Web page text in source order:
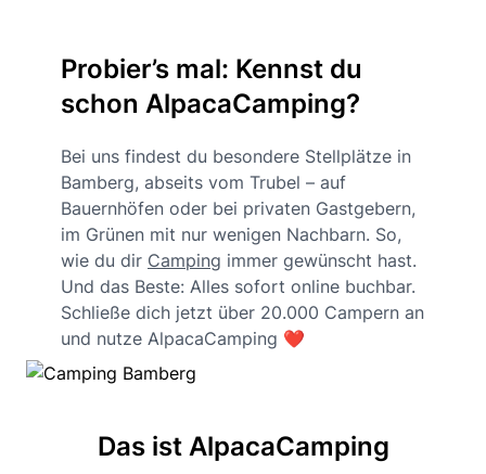
Probier’s mal: Kennst du
schon AlpacaCamping?
Bei uns findest du besondere Stellplätze in
Bamberg, abseits vom Trubel – auf
Bauernhöfen oder bei privaten Gastgebern,
im Grünen mit nur wenigen Nachbarn. So,
wie du dir Camping immer gewünscht hast.
Und das Beste: Alles sofort online buchbar.
Schließe dich jetzt über 20.000 Campern an
und nutze AlpacaCamping ❤️
Das ist AlpacaCamping